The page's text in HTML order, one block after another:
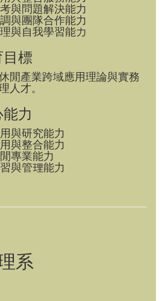
與問題解決能力
與團隊合作能力
與自我學習能力
標
閒產業跨域應用理論與實務
人才。
力
與研究能力
與整合能力
專業能力
與管理能力
系